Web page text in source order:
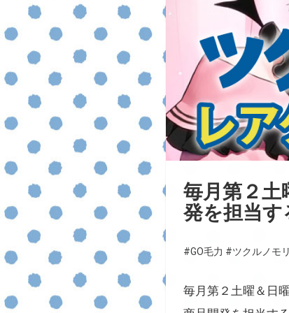
毎月第２土
発を担当す
#GO毛力 #ツクルノモリ
毎月第２土曜＆日